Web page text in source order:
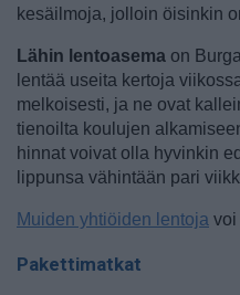
kesäilmoja, jolloin öisinkin
Lähin lentoasema on
lentää useita kertoja
melkoisesti, ja ne ovat
tienoilta koulujen
hinnat voivat olla hyvinkin
lippunsa vähintään pari
Muiden yhtiöiden lentoja voi
Pakettimatkat